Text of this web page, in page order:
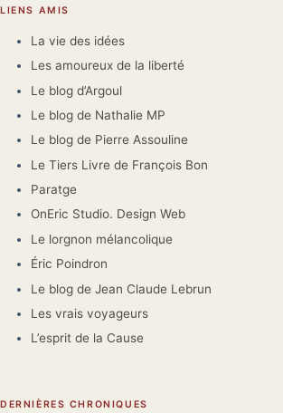
LIENS AMIS
La vie des idées
Les amoureux de la liberté
Le blog d’Argoul
Le blog de Nathalie MP
Le blog de Pierre Assouline
Le Tiers Livre de François Bon
Paratge
OnEric Studio. Design Web
Le lorgnon mélancolique
Éric Poindron
Le blog de Jean Claude Lebrun
Les vrais voyageurs
L’esprit de la Cause
DERNIÈRES CHRONIQUES